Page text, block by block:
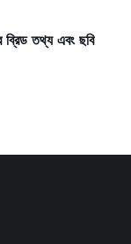
তথ্য এবং ছবি